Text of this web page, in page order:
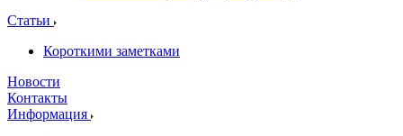
Статьи
Короткими заметками
Новости
Контакты
Информация